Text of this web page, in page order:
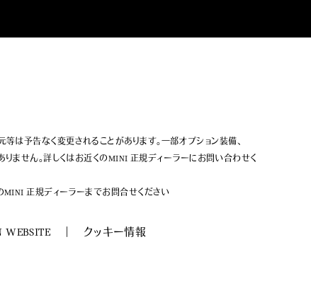
は予告なく変更されることがあります。一部オプション装備、
ません。詳しくはお近くのMINI 正規ディーラーにお問い合わせく
MINI 正規ディーラーまでお問合せください
WEBSITE クッキー情報